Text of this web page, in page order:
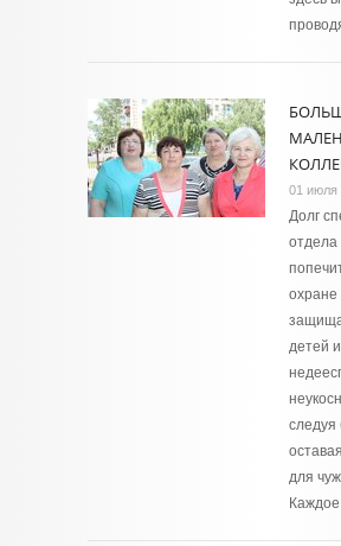
01 июля
Долг
отдела
охране
детей и
следуя
для